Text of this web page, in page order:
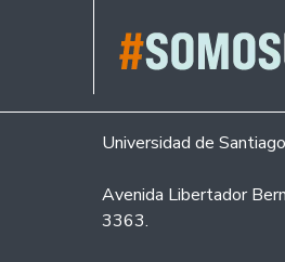
Universidad de
Avenida Libertador
3363.